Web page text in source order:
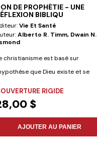
DE PROPHÉTIE - UNE
BIBLIQU
Vie Et Santé
Alberto R. Timm, Dwain N.
christianisme est basé sur
que Dieu existe et se
RIGIDE
$
AJOUTER AU PANIER